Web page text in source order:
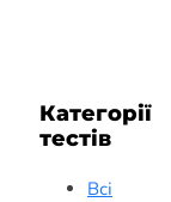
Категорії
тестів
Всі